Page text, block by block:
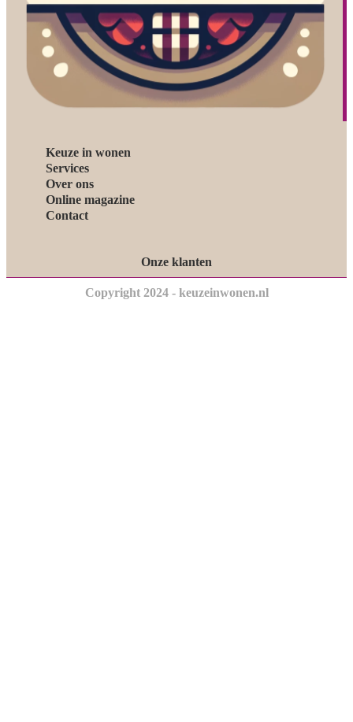
Keuze in wonen
Services
Over ons
Online magazine
Contact
Onze klanten
Copyright 2024 - keuzeinwonen.nl